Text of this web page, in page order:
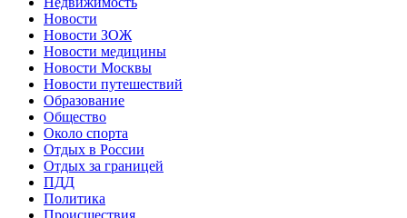
Новости
Новости ЗОЖ
Новости медицины
Новости Москвы
Новости путешествий
Образование
Общество
Около спорта
Отдых в России
Отдых за границей
ПДД
Политика
Происшествия